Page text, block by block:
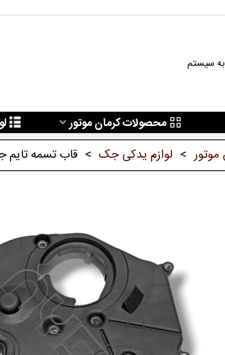
سیستم
محصولات کرمان موتور
> لوازم یدکی جک > قاب تسمه تایم جک